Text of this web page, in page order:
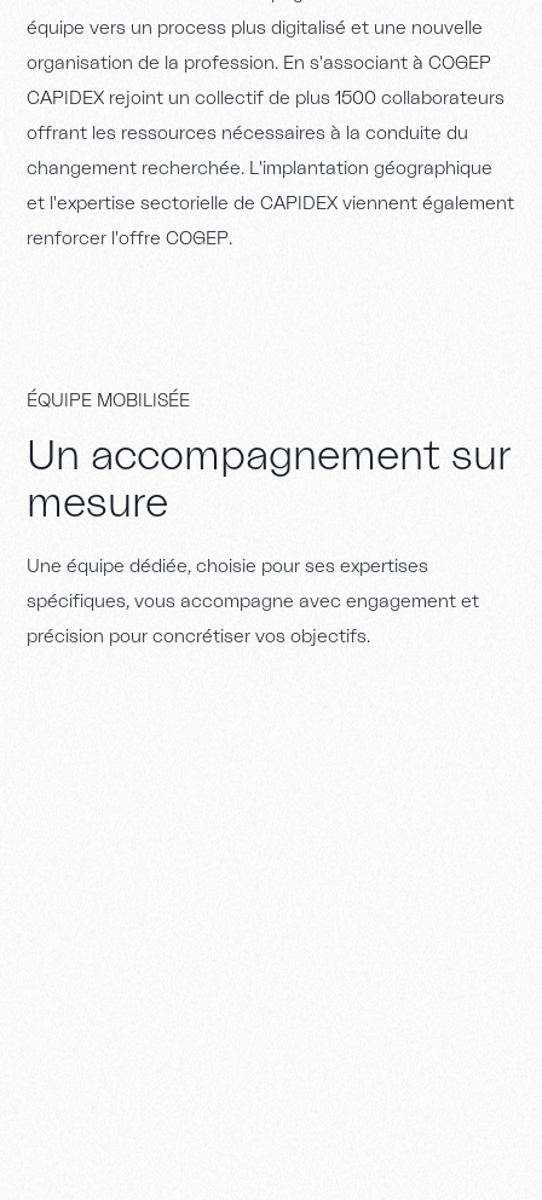
équipe vers un process p us digita isé et une nouve le
organisation de la profession. En s'associant à COGEP
CAP D EX rejoint un co lectif de p us 1500 co la borateurs
offrant les ressources nécessaires à la conduite du
c hangement rec herc hée. L'imp lantation géographique
et 'expertise sectorie le de CAP D EX viennent éga lement
renforcer 'offre COGEP.
ÉQU P E MOB ISÉ E
Un accompagnement sur
mesure
Une équipe dédiée, c hoisie pour ses expertises
spécifiques, vous accompagne avec engagement et
précision pour concrétiser vos objectifs.